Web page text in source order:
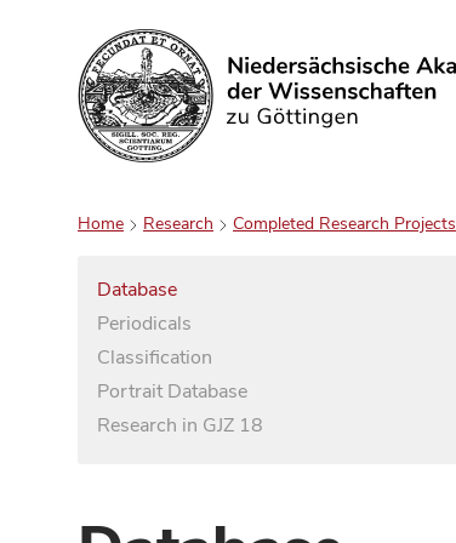
Search
Home Research Completed Research Projects
Database
Periodicals
Classification
Portrait Database
Research in GJZ 18